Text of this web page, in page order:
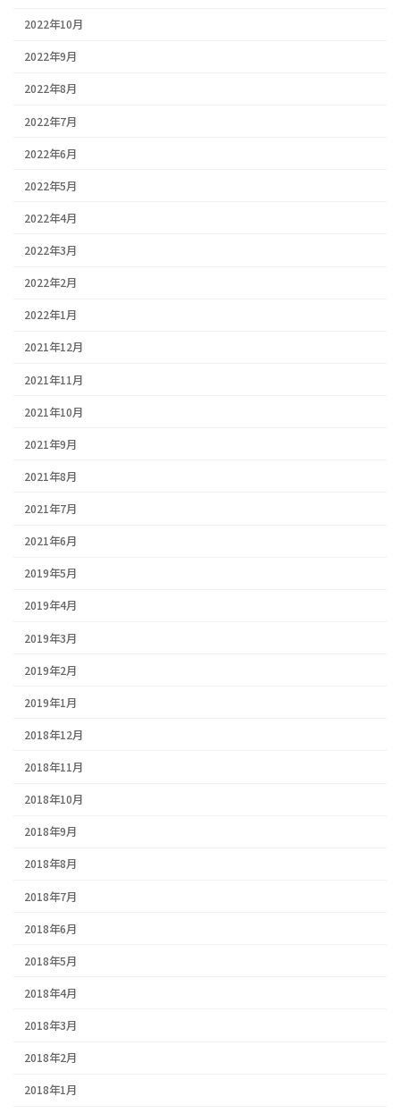
2022年10月
2022年9月
2022年8月
2022年7月
2022年6月
2022年5月
2022年4月
2022年3月
2022年2月
2022年1月
2021年12月
2021年11月
2021年10月
2021年9月
2021年8月
2021年7月
2021年6月
2019年5月
2019年4月
2019年3月
2019年2月
2019年1月
2018年12月
2018年11月
2018年10月
2018年9月
2018年8月
2018年7月
2018年6月
2018年5月
2018年4月
2018年3月
2018年2月
2018年1月